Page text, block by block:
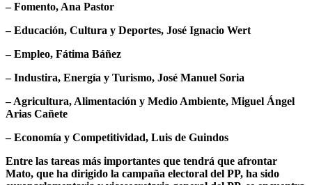
– Fomento, Ana Pastor
– Educación, Cultura y Deportes, José Ignacio Wert
– Empleo, Fátima Báñez
– Industira, Energía y Turismo, José Manuel Soria
– Agricultura, Alimentación y Medio Ambiente, Miguel Ángel
Arias Cañete
– Economía y Competitividad, Luis de Guindos
Entre las tareas más importantes que tendrá que afrontar
Mato, que ha dirigido la campaña electoral del PP, ha sido